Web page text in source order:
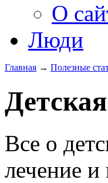
О
Люди
Главная → Полезные
Все о
лечение